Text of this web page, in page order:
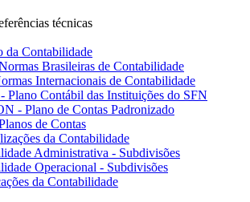
técnicas
da Contabilidade
Brasileiras de Contabilidade
Internacionais de Contabilidade
Plano Contábil das Instituições do SFN
- Plano de Contas Padronizado
de Contas
da Contabilidade
Administrativa - Subdivisões
Operacional - Subdivisões
da Contabilidade